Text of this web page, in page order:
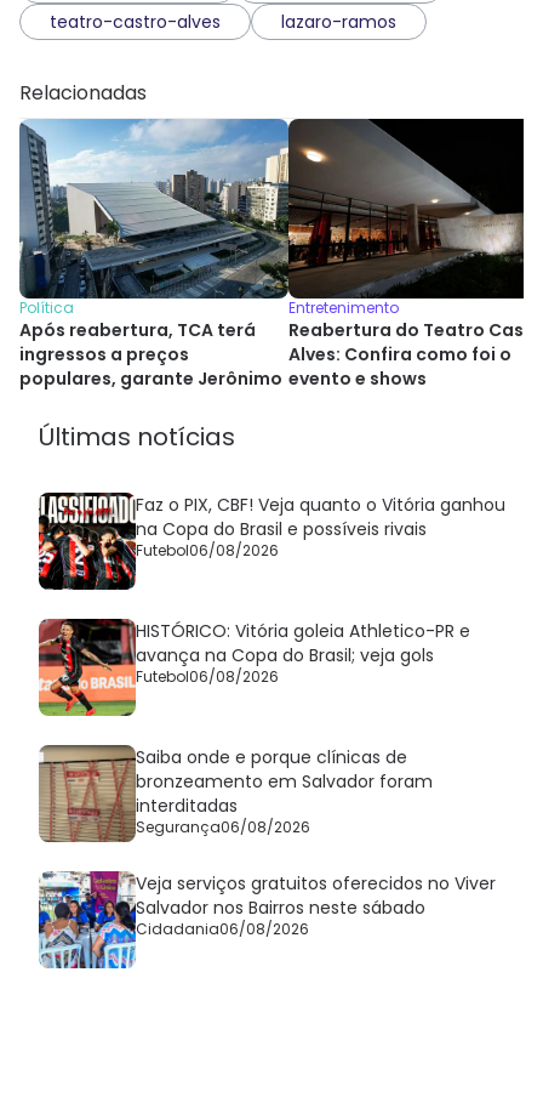
teatro-castro-alves
lazaro-ramos
Relacionadas
Política
Após reabertura, TCA terá
ingressos a preços
populares, garante Jerônimo
Entretenimento
Reabertura do Teatro
Alves: Confira como foi o
evento e shows
Últimas notícias
Faz o PIX, CBF! Veja quanto o Vitória ganhou
na Copa do Brasil e possíveis rivais
Futebol06/08/2026
HISTÓRICO: Vitória goleia Athletico-PR e
avança na Copa do Brasil; veja gols
Futebol06/08/2026
Saiba onde e porque clínicas de
bronzeamento em Salvador foram
interditadas
Segurança06/08/2026
Veja serviços gratuitos oferecidos no Viver
Salvador nos Bairros neste sábado
Cidadania06/08/2026